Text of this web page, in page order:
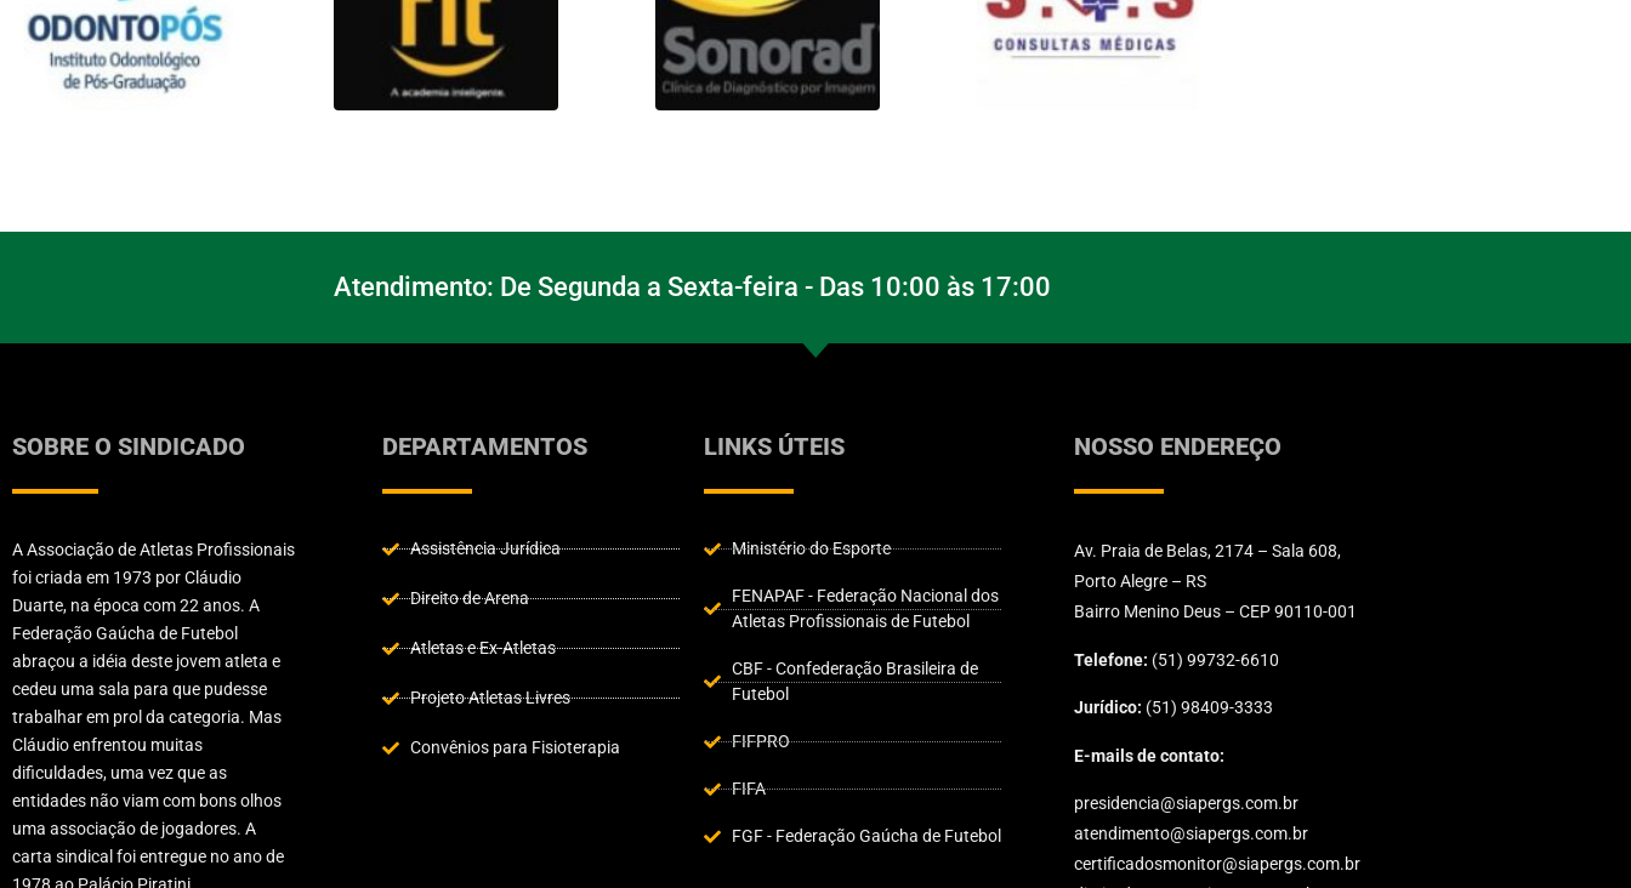
Atendimento: De Segunda a Sexta-feira - Das 10:00 às 17:00
SOBRE O SINDICADO
A Associação de Atletas Profissionais
foi criada em 1973 por Cláudio
Duarte, na época com 22 anos. A
Federação Gaúcha de Futebol
abraçou a idéia deste jovem atleta e
cedeu uma sala para que pudesse
trabalhar em prol da categoria. Mas
Cláudio enfrentou muitas
dificuldades, uma vez que as
entidades não viam com bons olhos
uma associação de jogadores. A
carta sindical foi entregue no ano de
DEPARTAMENTOS
Assistência Jurídica
Direito de Arena
Atletas e Ex-Atletas
Projeto Atletas Livres
Convênios para Fisioterapia
LINKS ÚTEIS
Ministério do Esporte
FENAPAF - Federação Nacional dos
Atletas Profissionais de Futebol
CBF - Confederação Brasileira de
Futebol
FIFPRO
FIFA
FGF - Federação Gaúcha de Futebol
NOSSO ENDEREÇO
Av. Praia de Belas, 2174 – Sala 608,
Porto Alegre – RS
Bairro Menino Deus – CEP 90110-001
Telefone: (51) 99732-6610
Jurídico: (51) 98409-3333
E-mails de contato:
presidencia@siapergs.com.br
atendimento@siapergs.com.br
certificadosmonitor@siapergs.com.br